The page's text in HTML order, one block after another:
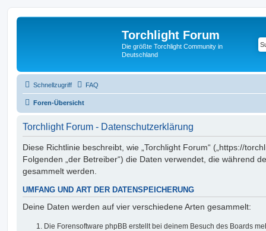
Torchlight Forum
Die größte Torchlight Community in
Deutschland
Schnellzugriff FAQ
Foren-Übersicht
Torchlight Forum - Datenschutzerklärung
Diese Richtlinie beschreibt, wie „Torchlight Forum“ („https://
Folgenden „der Betreiber“) die Daten verwendet, die während
gesammelt werden.
UMFANG UND ART DER DATENSPEICHERUNG
Deine Daten werden auf vier verschiedene Arten gesammelt:
Die Forensoftware phpBB erstellt bei deinem Besuch des Boards